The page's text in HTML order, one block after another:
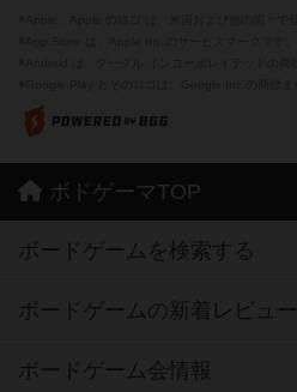
ボドゲーマTOP
ボードゲームを検索する
ボードゲームの新着レビュー
ボードゲーム会情報